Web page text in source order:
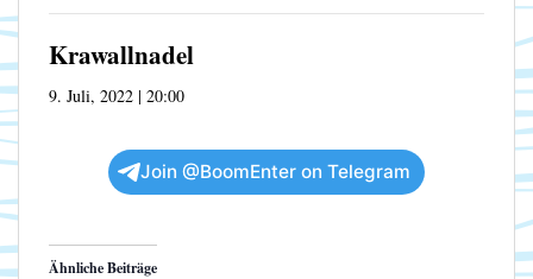
Krawallnadel
9. Juli, 2022 | 20:00
Join @BoomEnter on Telegram
Ähnliche Beiträge